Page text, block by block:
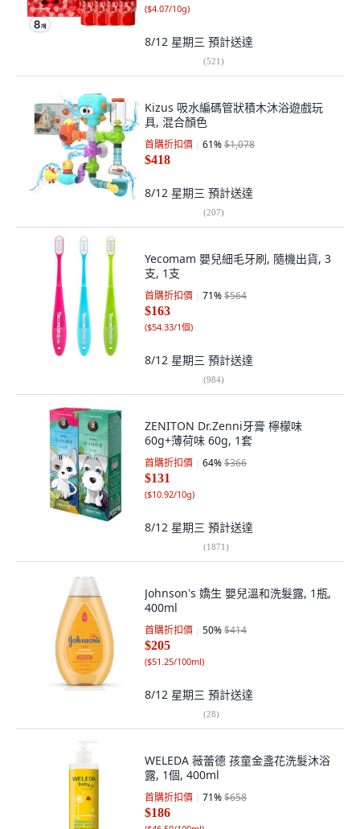
($4.07/10g)
8/12 星期三 預計送達
(521)
Kizus 吸水編碼管狀積木沐浴遊戲玩
具, 混合顏色
首購折扣價 61%$1,078
$418
8/12 星期三 預計送達
(207)
Yecomam 嬰兒細毛牙刷, 隨機出貨, 3
支, 1支
首購折扣價 71%$564
$163
($54.33/1個)
8/12 星期三 預計送達
(984)
ZENITON Dr.Zenni牙膏 檸檬味
60g+薄荷味 60g, 1套
首購折扣價 64%$366
$131
($10.92/10g)
8/12 星期三 預計送達
(1871)
Johnson's 嬌生 嬰兒溫和洗髮露, 1瓶,
400ml
首購折扣價 50%$414
$205
($51.25/100ml)
8/12 星期三 預計送達
(28)
WELEDA 薇蕾德 孩童金盞花洗髮沐浴
露, 1個, 400ml
首購折扣價 71%$658
$186